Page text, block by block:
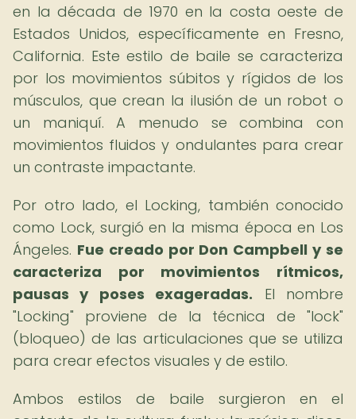
en la década de 1970 en la costa oeste de
Estados Unidos, específicamente en Fresno,
California. Este estilo de baile se caracteriza
por los movimientos súbitos y rígidos de los
músculos, que crean la ilusión de un robot o
un maniquí. A menudo se combina con
movimientos fluidos y ondulantes para crear
un contraste impactante.
Por otro lado, el Locking, también conocido
como Lock, surgió en la misma época en Los
Ángeles. Fue creado por Don Campbell y se
caracteriza por movimientos rítmicos,
pausas y poses exageradas. El nombre
"Locking" proviene de la técnica de "lock"
(bloqueo) de las articulaciones que se utiliza
para crear efectos visuales y de estilo.
Ambos estilos de baile surgieron en el